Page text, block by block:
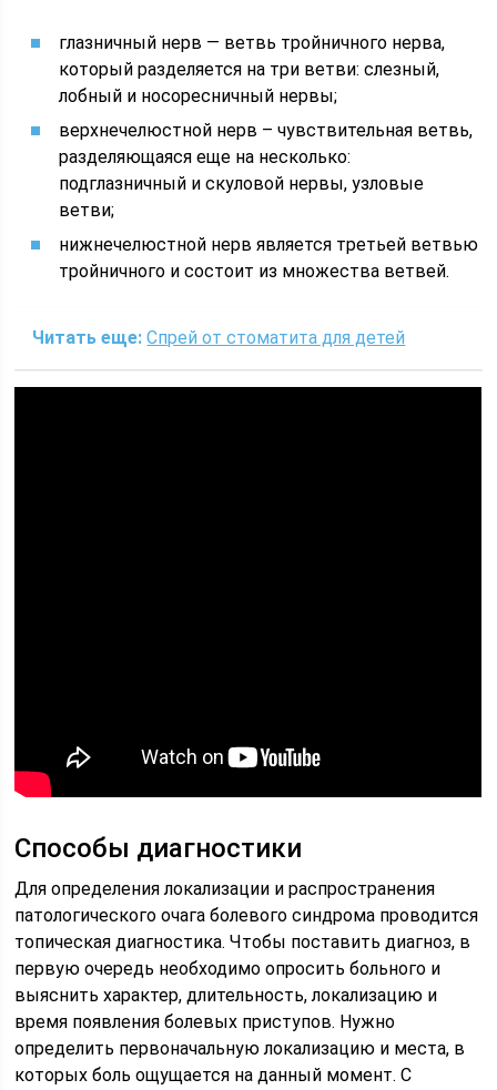
глазничный нерв — ветвь тройничного нерва,
который разделяется на три ветви: слезный,
лобный и носоресничный нервы;
верхнечелюстной нерв – чувствительная ветвь,
разделяющаяся еще на несколько:
подглазничный и скуловой нервы, узловые
ветви;
нижнечелюстной нерв является третьей ветвью
тройничного и состоит из множества ветвей.
Читать еще: Спрей от стоматита для детей
Способы диагностики
Для определения локализации и распространения
патологического очага болевого синдрома проводится
топическая диагностика. Чтобы поставить диагноз, в
первую очередь необходимо опросить больного и
выяснить характер, длительность, локализацию и
время появления болевых приступов. Нужно
определить первоначальную локализацию и места, в
которых боль ощущается на данный момент. С